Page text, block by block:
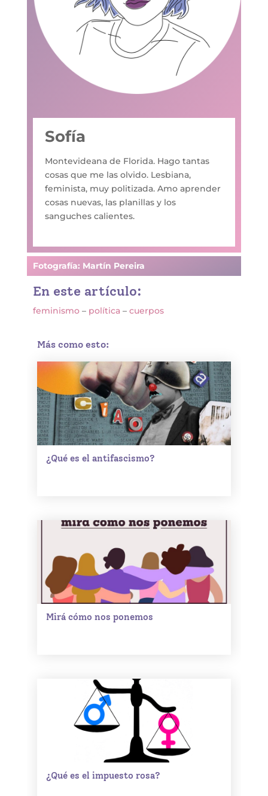
Sofía
Montevideana de Florida. Hago tantas
cosas que me las olvido. Lesbiana,
feminista, muy politizada. Amo aprender
cosas nuevas, las planillas y los
sanguches calientes.
Fotografía: Martín Pereira
En este artículo:
feminismo – política – cuerpos
Más como esto:
¿Qué es el antifascismo?
Mirá cómo nos ponemos
¿Qué es el impuesto rosa?